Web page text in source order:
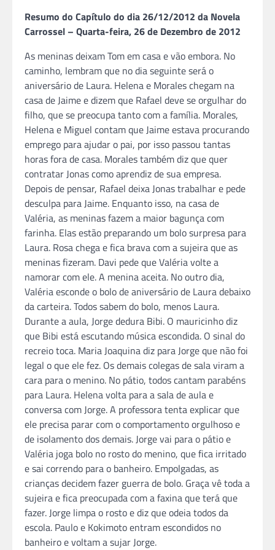
Resumo do Capítulo do dia 26/12/2012 da Novela
Carrossel – Quarta-feira, 26 de Dezembro de 2012
As meninas deixam Tom em casa e vão embora. No
caminho, lembram que no dia seguinte será o
aniversário de Laura. Helena e Morales chegam na
casa de Jaime e dizem que Rafael deve se orgulhar do
filho, que se preocupa tanto com a família. Morales,
Helena e Miguel contam que Jaime estava procurando
emprego para ajudar o pai, por isso passou tantas
horas fora de casa. Morales também diz que quer
contratar Jonas como aprendiz de sua empresa.
Depois de pensar, Rafael deixa Jonas trabalhar e pede
desculpa para Jaime. Enquanto isso, na casa de
Valéria, as meninas fazem a maior bagunça com
farinha. Elas estão preparando um bolo surpresa para
Laura. Rosa chega e fica brava com a sujeira que as
meninas fizeram. Davi pede que Valéria volte a
namorar com ele. A menina aceita. No outro dia,
Valéria esconde o bolo de aniversário de Laura debaixo
da carteira. Todos sabem do bolo, menos Laura.
Durante a aula, Jorge dedura Bibi. O mauricinho diz
que Bibi está escutando música escondida. O sinal do
recreio toca. Maria Joaquina diz para Jorge que não foi
legal o que ele fez. Os demais colegas de sala viram a
cara para o menino. No pátio, todos cantam parabéns
para Laura. Helena volta para a sala de aula e
conversa com Jorge. A professora tenta explicar que
ele precisa parar com o comportamento orgulhoso e
de isolamento dos demais. Jorge vai para o pátio e
Valéria joga bolo no rosto do menino, que fica irritado
e sai correndo para o banheiro. Empolgadas, as
crianças decidem fazer guerra de bolo. Graça vê toda a
sujeira e fica preocupada com a faxina que terá que
fazer. Jorge limpa o rosto e diz que odeia todos da
escola. Paulo e Kokimoto entram escondidos no
banheiro e voltam a sujar Jorge.